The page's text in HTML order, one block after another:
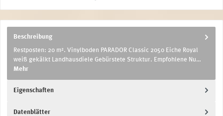
Beschreibung
Restposten: 20 m². Vinylboden PARADOR Classic 2050 Eiche Royal
weiß gekälkt Landhausdiele Gebürstete Struktur. Empfohlene Nu…
Mehr
Eigenschaften
Datenblätter